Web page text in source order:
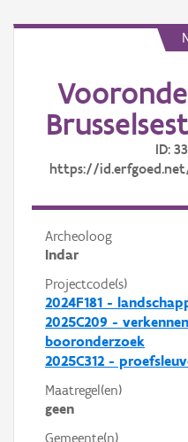
Aanmelden
ID:
https://
Archeoloog
Indar
Projectcode(s)
2024F181 -
2025C209 -
booronderzoek
2025C312 -
Maatregel(en)
geen
Gemeente(n)